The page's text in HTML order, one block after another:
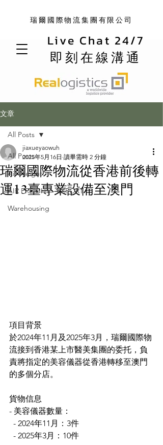
Live Chat 24/7
即刻在線溝通
瑞爾國際物流集團有限公司
文章
All Posts
Air Freight
AIR FREIGHT - EXPORT
Warehousing
All Posts
瑞爾國際物流從香港前後轉
運13臺專業設備至澳門
jiaxueyaowuh
2025年5月16日 讀畢需時 2 分鐘
項目背景
於2024年11月及2025年3月，瑞爾國際物
流接到香港某上市醫美集團的委托，負
責將指定的美容儀器從香港轉移至澳門
的多個分店。
貨物信息
- 美容儀器數量：
  - 2024年11月：3件
  - 2025年3月：10件